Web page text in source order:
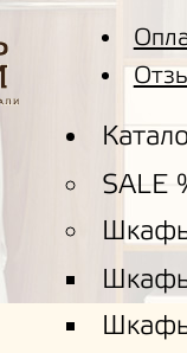
SALE